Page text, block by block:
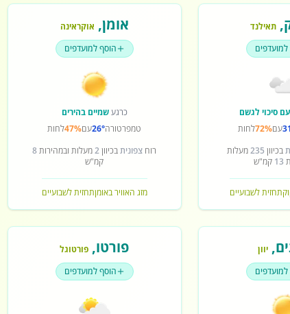
,תאילנד
סיכוי לגשם
עם72%לחות
בכיוון 235מעלות
13 קמ"ש
תחזית לשבועיים
אומן, אוקראינה
הוסף למועדפים
כרגעשמיים בהירים
טמפרטורה26°עם47%לחות
רוח צפוניתבכיוון2מעלות ובמהירות8
קמ"ש
מזג האוויר באומןתחזית לשבועיים
,יוון
פורטו, פורטוגל
הוסף למועדפים